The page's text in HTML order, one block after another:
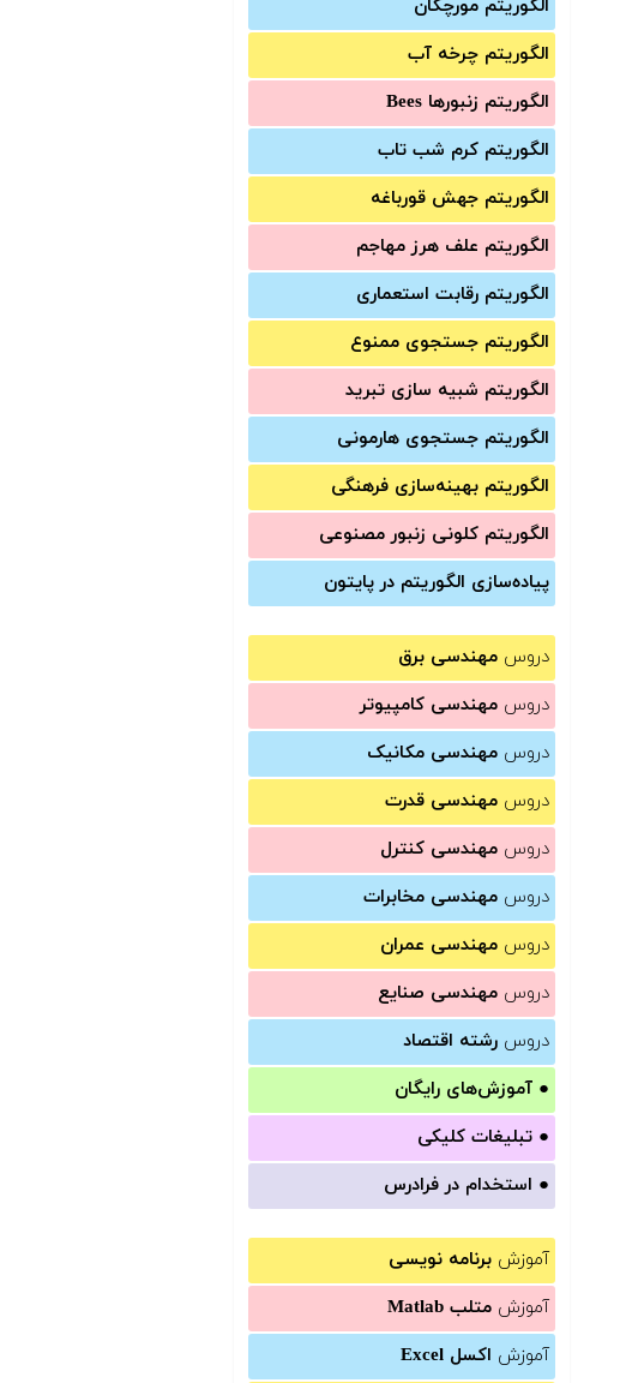
الگوریتم مورچگان
الگوریتم چرخه آب
الگوریتم زنبورها Bees
الگوریتم کرم شب تاب
الگوریتم جهش قورباغه
الگوریتم علف هرز مهاجم
الگوریتم رقابت استعماری
الگوریتم جستجوی ممنوع
الگوریتم شبیه سازی تبرید
الگوریتم جستجوی هارمونی
الگوریتم بهینه‌سازی فرهنگی
الگوریتم کلونی زنبور مصنوعی
پیاده‌سازی الگوریتم در پایتون
دروس مهندسی برق
دروس مهندسی کامپیوتر
دروس مهندسی مکانیک
دروس مهندسی قدرت
دروس مهندسی کنترل
دروس مهندسی مخابرات
دروس مهندسی عمران
دروس مهندسی صنایع
دروس رشته اقتصاد
● آموزش‌های رایگان
● تبلیغات کلیکی
● استخدام در فرادرس
آموزش برنامه نویسی
آموزش متلب Matlab
آموزش اکسل Excel